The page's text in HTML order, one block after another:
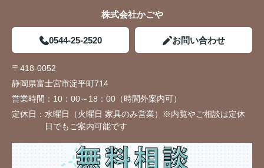
株式会社かごや
0544-25-2520 お問い合わせ
〒418-0052
静岡県富士宮市淀平町714
営業時間： 10：00～18：00（時間外案内可）
定休日： 水曜日（火曜日 家具のみ営業）※内覧やご相談は定休
日でもご案内可能です